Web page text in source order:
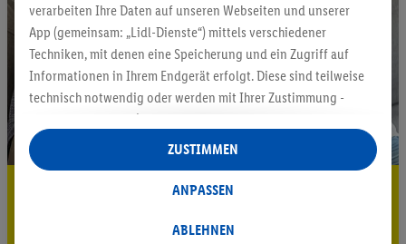
5.95 € Versand sparen³²ᵃ
Jetzt zum Newsletter anmelden
verarbeiten Ihre Daten auf unseren Webseiten und unserer
App (gemeinsam: „Lidl-Dienste“) mittels verschiedener
Techniken, mit denen eine Speicherung und ein Zugriff auf
Informationen in Ihrem Endgerät erfolgt. Diese sind teilweise
technisch notwendig oder werden mit Ihrer Zustimmung -
auch durch Partner (u.a.
Verantwortliche; im Zusammenhang mit dem IAB TCF
insgesamt
Statistik-Erstellung oder für personalisierte Werbung
Datenverarbeitungen für personalisierte Werbung werden
ABLEHNEN
ANPASSEN
ZUSTIMMEN